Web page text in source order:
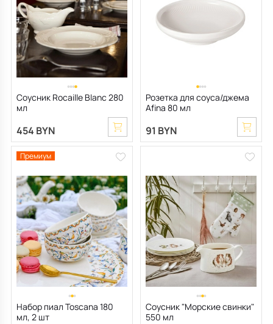
Соусник Rocaille Blanc 280
мл
454 BYN
Розетка для соуса/джема
Afina 80 мл
91 BYN
Премиум
Набор пиал Toscana 180
мл, 2 шт
Соусник "Морские свинки"
550 мл